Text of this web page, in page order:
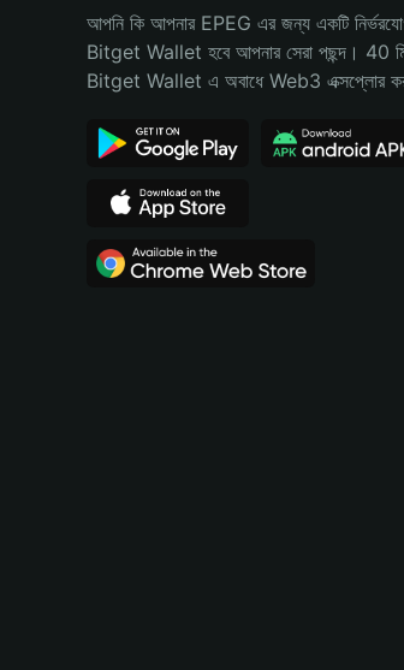
Bahasa Indonesia
Español (Argentina)
আপনি কি আপনার EPEG এর জন্য একটি
Bitget Wallet হবে আপনার সেরা পছন্দ। 40
Bitget Wallet এ অবাধে Web3 এক্সপ্লোর